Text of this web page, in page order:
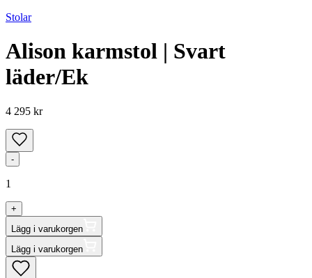
Stolar
Alison karmstol | Svart
läder/Ek
4 295 kr
-
1
+
Lägg i varukorgen
Lägg i varukorgen